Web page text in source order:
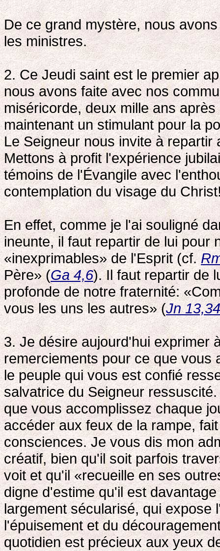
De ce grand mystère, nous
les ministres.
2. Ce Jeudi saint est le premier
nous avons faite avec nos
miséricorde, deux mille ans
maintenant un stimulant pour la
Le Seigneur nous invite à
Mettons à profit l'expérience
témoins de l'Évangile avec
contemplation du visage du
En effet, comme je l'ai souligné
ineunte, il faut repartir de lui pour
«inexprimables» de l'Esprit (cf.
Père» (Ga 4,6). Il faut repartir de
profonde de notre fraternité:
vous les uns les autres» (Jn 13,34
3. Je désire aujourd'hui exprimer
remerciements pour ce que vous
le peuple qui vous est confié
salvatrice du Seigneur
que vous accomplissez chaque
accéder aux feux de la rampe,
consciences. Je vous dis mon
créatif, bien qu'il soit parfois
voit et qu'il «recueille en ses
digne d'estime qu'il est
largement sécularisé, qui expose
l'épuisement et du
quotidien est précieux aux yeux